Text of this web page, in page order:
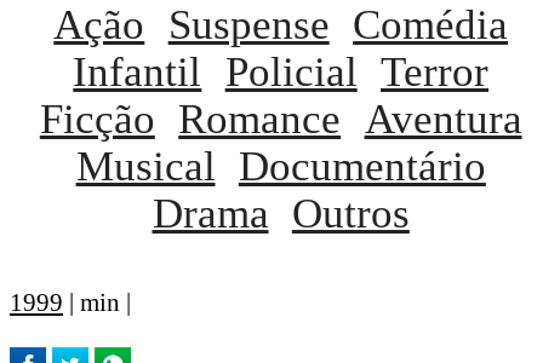
Ação Suspense Comédia
Infantil
Policial Terror
Ficção Romance Aventura
Musical
Documentário
Drama Outros
1999 | min |